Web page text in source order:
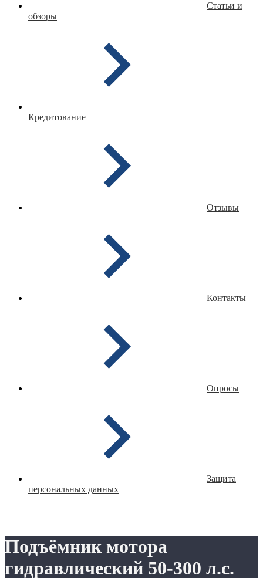
Статьи и
обзоры
Кредитование
Отзывы
Контакты
Опросы
Защита
персональных данных
Подъёмник мотора
гидравлический 50-300 л.с.